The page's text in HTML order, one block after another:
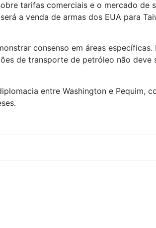
tarifas comerciais e o mercado de
a venda de armas dos EUA para
consenso em áreas específicas.
de transporte de petróleo não deve
entre Washington e Pequim,